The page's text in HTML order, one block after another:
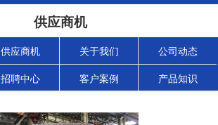
供应商机
供应商机 关于我们 公司动态
招聘中心 客户案例 产品知识